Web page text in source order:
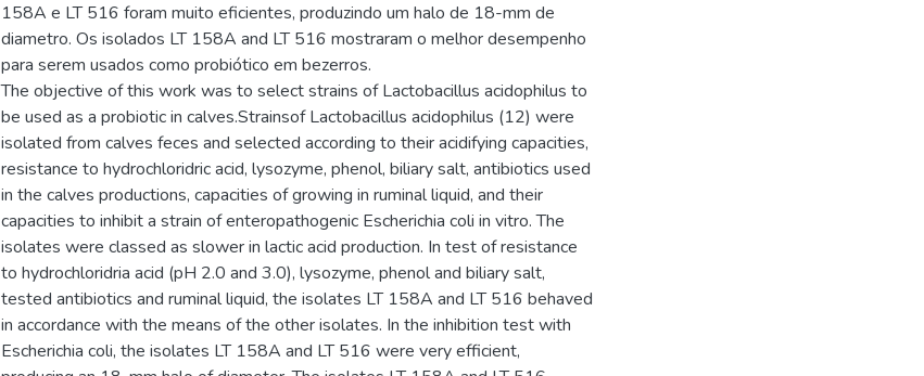
158A e LT 516 foram muito eficientes, produzindo um halo de 18-mm de
diametro. Os isolados LT 158A and LT 516 mostraram o melhor desempenho
para serem usados como probiótico em bezerros.
The objective of this work was to select strains of Lactobacillus acidophilus to
be used as a probiotic in calves.Strainsof Lactobacillus acidophilus (12) were
isolated from calves feces and selected according to their acidifying capacities,
resistance to hydrochloridric acid, lysozyme, phenol, biliary salt, antibiotics used
in the calves productions, capacities of growing in ruminal liquid, and their
capacities to inhibit a strain of enteropathogenic Escherichia coli in vitro. The
isolates were classed as slower in lactic acid production. In test of resistance
to hydrochloridria acid (pH 2.0 and 3.0), lysozyme, phenol and biliary salt,
tested antibiotics and ruminal liquid, the isolates LT 158A and LT 516 behaved
in accordance with the means of the other isolates. In the inhibition test with
Escherichia coli, the isolates LT 158A and LT 516 were very efficient,